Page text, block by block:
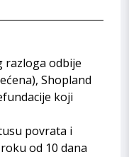
razloga odbije
Shopland
koji
povrata i
od 10 dana